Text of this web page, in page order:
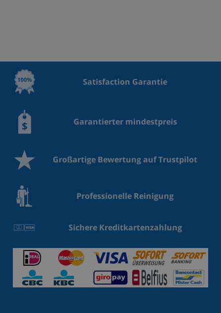
Satisfaction Garantie
Garantierter mindestpreis
Großartige Bewertung auf Trustpilot
Professionelle Reinigung
Sichere Kreditkartenzahlung